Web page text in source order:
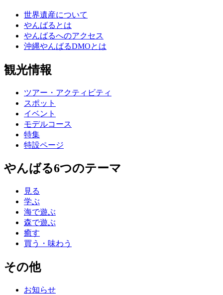
世界遺産について
やんばるとは
やんばるへのアクセス
沖縄やんばるDMOとは
観光情報
ツアー・アクティビティ
スポット
イベント
モデルコース
特集
特設ページ
やんばる6つのテーマ
見る
学ぶ
海で遊ぶ
森で遊ぶ
癒す
買う・味わう
その他
お知らせ